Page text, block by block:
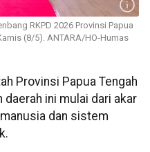
RKPD 2026 Provinsi Papua
(8/5). ANTARA/HO-Humas
Provinsi Papua Tengah
ini mulai dari akar
dan sistem